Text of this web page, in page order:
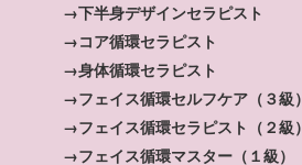
→下半身デザインセラピスト
→コア循環セラピスト
→身体循環セラピスト
→フェイス循環セルフケア（３級）
→フェイス循環セラピスト（２級）
→フェイス循環マスター（１級）